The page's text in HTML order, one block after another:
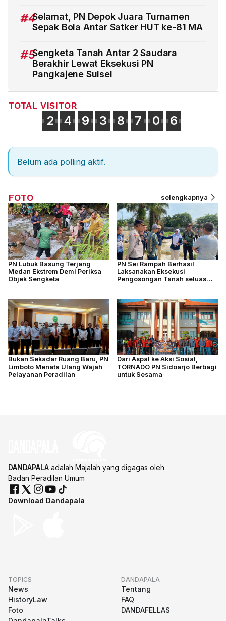
#4Selamat, PN Depok Juara Turnamen
Sepak Bola Antar Satker HUT ke-81 MA
#5Sengketa Tanah Antar 2 Saudara
Berakhir Lewat Eksekusi PN
Pangkajene Sulsel
TOTAL VISITOR
2 4 9 3 8 7 0 6
Belum ada polling aktif.
FOTO selengkapnya
PN Lubuk Basung Terjang
Medan Ekstrem Demi Periksa
Objek Sengketa
PN Sei Rampah Berhasil
Laksanakan Eksekusi
Pengosongan Tanah seluas
Bukan Sekadar Ruang Baru, PN
Limboto Menata Ulang Wajah
Pelayanan Peradilan
Dari Aspal ke Aksi Sosial,
TORNADO PN Sidoarjo Berbagi
untuk Sesama
DANDAPALA adalah Majalah yang digagas oleh
Badan Peradilan Umum
Download Dandapala
TOPICS
News
HistoryLaw
Foto
DANDAPALA
Tentang
FAQ
DANDAFELLAS